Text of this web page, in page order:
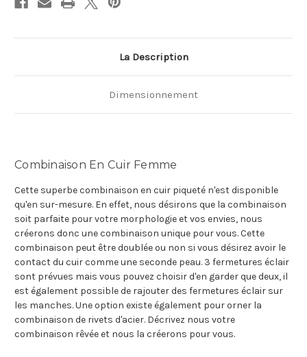
La Description
Dimensionnement
Combinaison En Cuir Femme
Cette superbe combinaison en cuir piqueté n'est disponible
qu'en sur-mesure. En effet, nous désirons que la combinaison
soit parfaite pour votre morphologie et vos envies, nous
créerons donc une combinaison unique pour vous. Cette
combinaison peut être doublée ou non si vous désirez avoir le
contact du cuir comme une seconde peau. 3 fermetures éclair
sont prévues mais vous pouvez choisir d'en garder que deux, il
est également possible de rajouter des fermetures éclair sur
les manches. Une option existe également pour orner la
combinaison de rivets d'acier. Décrivez nous votre
combinaison rêvée et nous la créerons pour vous.